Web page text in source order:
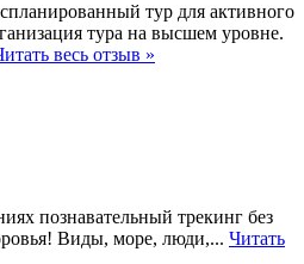
тур для активного
тура на высшем уровне.
весь отзыв »
познавательный трекинг без
Виды, море, люди,... Читать